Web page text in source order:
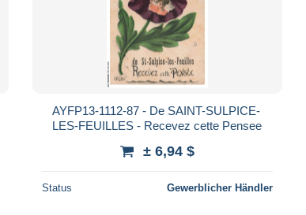
AYFP13-1112-87 - De SAINT-SULPICE-
LES-FEUILLES - Recevez cette Pensee
± 6,94 $
Status Gewerblicher Händler